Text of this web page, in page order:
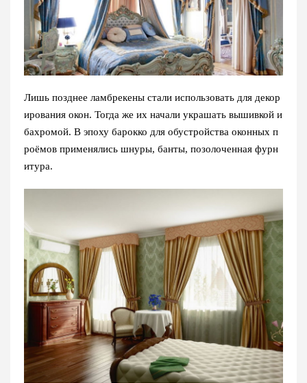
Лишь позднее ламбрекены стали использовать для декор
ирования окон. Тогда же их начали украшать вышивкой и
бахромой. В эпоху барокко для обустройства оконных п
роёмов применялись шнуры, банты, позолоченная фурн
итура.